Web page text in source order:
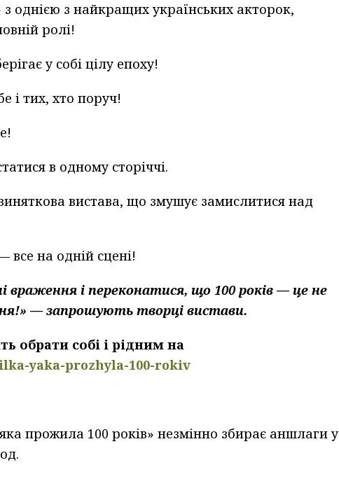
з однією з найкращих українських акторок,
ролі!
у собі цілу епоху!
і тих, хто поруч!
в одному сторіччі.
вистава, що змушує замислитися над
все на одній сцені!
і переконатися, що 100 років — це не
—запрошують творці вистави.
обрати собі і рідним на
yaka-prozhyla-100-rokiv
прожила 100 років» незмінно збирає аншлаги у